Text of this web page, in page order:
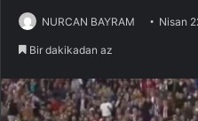
NURCAN BAYRAM Nisan
Bir dakikadan az